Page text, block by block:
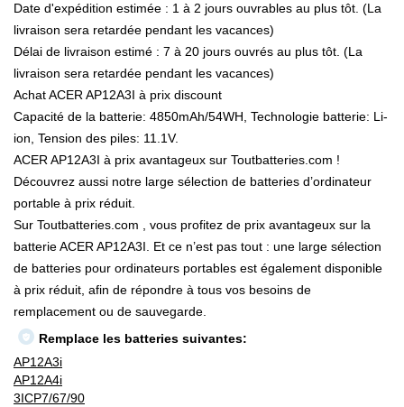
Date d'expédition estimée : 1 à 2 jours ouvrables au plus tôt. (La
livraison sera retardée pendant les vacances)
Délai de livraison estimé : 7 à 20 jours ouvrés au plus tôt. (La
livraison sera retardée pendant les vacances)
Achat ACER AP12A3I à prix discount
Capacité de la batterie: 4850mAh/54WH, Technologie batterie: Li-
ion, Tension des piles: 11.1V.
ACER AP12A3I à prix avantageux sur Toutbatteries.com !
Découvrez aussi notre large sélection de batteries d’ordinateur
portable à prix réduit.
Sur Toutbatteries.com , vous profitez de prix avantageux sur la
batterie ACER AP12A3I. Et ce n’est pas tout : une large sélection
de batteries pour ordinateurs portables est également disponible
à prix réduit, afin de répondre à tous vos besoins de
remplacement ou de sauvegarde.
Remplace les batteries suivantes:
AP12A3i
AP12A4i
3ICP7/67/90